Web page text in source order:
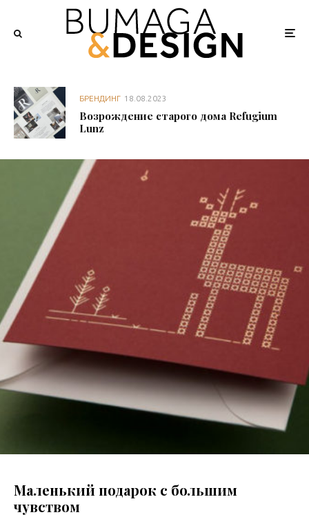
БРЕНДИНГ 18.08.2023
Возрождение старого дома Refugium
Lunz
Маленький подарок с большим
чувством